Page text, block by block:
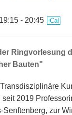
- 20:45 iCal
Ringvorlesung
Bauten"
seit 2019
Senftenberg, zur